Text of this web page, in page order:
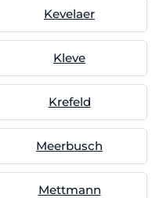
Kevelaer
Kleve
Krefeld
Meerbusch
Mettmann